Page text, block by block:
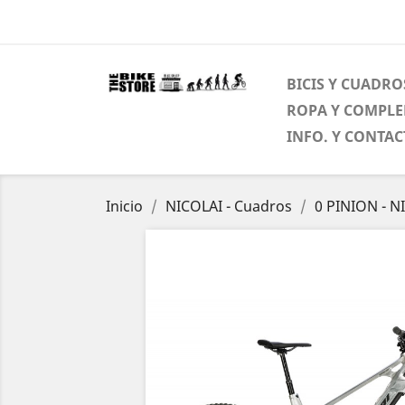
BICIS Y
ROPA Y
INFO. Y
Inicio NICOLAI - Cuadros 0 PINION -